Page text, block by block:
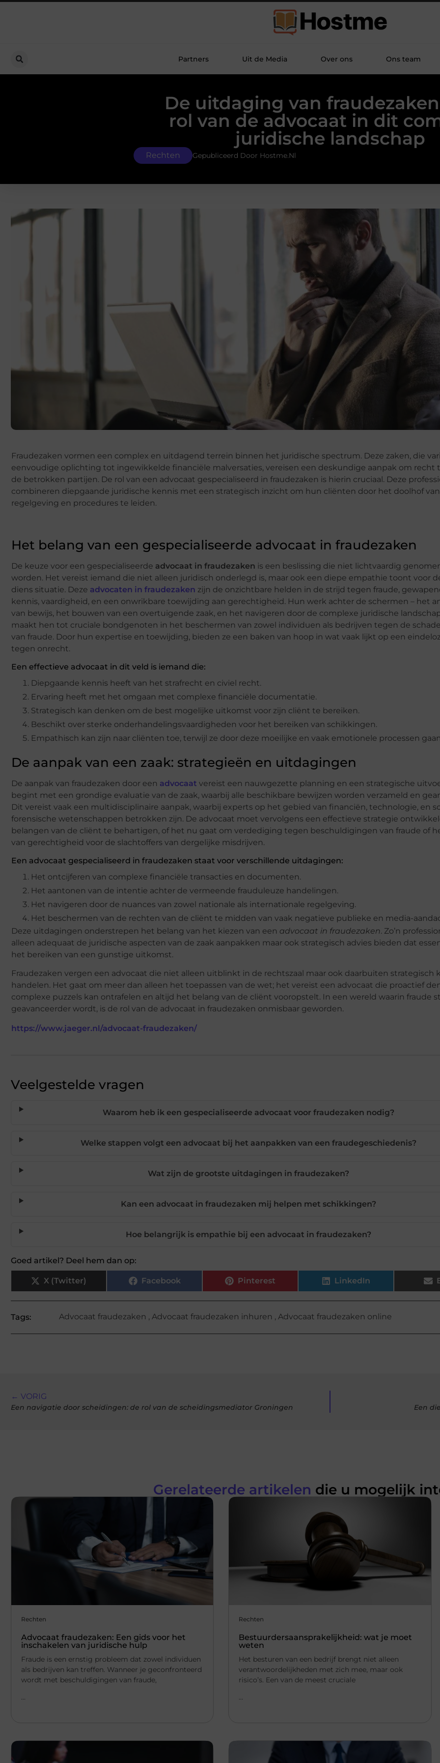
Partners Uit de Media Over ons Ons team
De uitdaging van
rol van de advocaat in dit
juridische landschap
Rechten Gepubliceerd Door Hostme.nl
Fraudezaken vormen een complex en uitdagend terrein binnen het juridische spectrum. Deze zaken, die
eenvoudige oplichting tot ingewikkelde financiële malversaties, vereisen een deskundige aanpak om recht
de betrokken partijen. De rol van een advocaat gespecialiseerd in fraudezaken is hierin cruciaal. Deze
combineren diepgaande juridische kennis met een strategisch inzicht om hun cliënten door het doolhof van
regelgeving en procedures te leiden.
Het belang van een gespecialiseerde advocaat in fraudezaken
De keuze voor een gespecialiseerde advocaat in fraudezaken is een beslissing die niet lichtvaardig
worden. Het vereist iemand die niet alleen juridisch onderlegd is, maar ook een diepe empathie toont voor
diens situatie. Deze advocaten in fraudezaken zijn de onzichtbare helden in de strijd tegen fraude,
kennis, vaardigheid, en een onwrikbare toewijding aan gerechtigheid. Hun werk achter de schermen – het
van bewijs, het bouwen van een overtuigende zaak, en het navigeren door de complexe juridische
maakt hen tot cruciale bondgenoten in het beschermen van zowel individuen als bedrijven tegen de
van fraude. Door hun expertise en toewijding, bieden ze een baken van hoop in wat vaak lijkt op een
tegen onrecht.
Een effectieve advocaat in dit veld is iemand die:
Diepgaande kennis heeft van het strafrecht en civiel recht.
Ervaring heeft met het omgaan met complexe financiële documentatie.
Strategisch kan denken om de best mogelijke uitkomst voor zijn cliënt te bereiken.
Beschikt over sterke onderhandelingsvaardigheden voor het bereiken van schikkingen.
Empathisch kan zijn naar cliënten toe, terwijl ze door deze moeilijke en vaak emotionele processen
De aanpak van een zaak: strategieën en uitdagingen
De aanpak van fraudezaken door een advocaat vereist een nauwgezette planning en een strategische
begint met een grondige evaluatie van de zaak, waarbij alle beschikbare bewijzen worden verzameld en
Dit vereist vaak een multidisciplinaire aanpak, waarbij experts op het gebied van financiën, technologie, en
forensische wetenschappen betrokken zijn. De advocaat moet vervolgens een effectieve strategie
belangen van de cliënt te behartigen, of het nu gaat om verdediging tegen beschuldigingen van fraude of
van gerechtigheid voor de slachtoffers van dergelijke misdrijven.
Een advocaat gespecialiseerd in fraudezaken staat voor verschillende uitdagingen:
Het ontcijferen van complexe financiële transacties en documenten.
Het aantonen van de intentie achter de vermeende frauduleuze handelingen.
Het navigeren door de nuances van zowel nationale als internationale regelgeving.
Het beschermen van de rechten van de cliënt te midden van vaak negatieve publieke en media-
Deze uitdagingen onderstrepen het belang van het kiezen van een advocaat in fraudezaken. Zo’n
alleen adequaat de juridische aspecten van de zaak aanpakken maar ook strategisch advies bieden dat
het bereiken van een gunstige uitkomst.
Fraudezaken vergen een advocaat die niet alleen uitblinkt in de rechtszaal maar ook daarbuiten strategisch
handelen. Het gaat om meer dan alleen het toepassen van de wet; het vereist een advocaat die proactief
complexe puzzels kan ontrafelen en altijd het belang van de cliënt vooropstelt. In een wereld waarin fraude
geavanceerder wordt, is de rol van de advocaat in fraudezaken onmisbaar geworden.
https://www.jaeger.nl/advocaat-fraudezaken/
Veelgestelde vragen
Waarom heb ik een gespecialiseerde advocaat voor fraudezaken nodig?
Welke stappen volgt een advocaat bij het aanpakken van een fraudegeschiedenis?
Wat zijn de grootste uitdagingen in fraudezaken?
Kan een advocaat in fraudezaken mij helpen met schikkingen?
Hoe belangrijk is empathie bij een advocaat in fraudezaken?
Goed artikel? Deel hem dan op:
X (Twitter) Facebook Pinterest LinkedIn
Tags: Advocaat fraudezaken , Advocaat fraudezaken inhuren , Advocaat fraudezaken online
← VORIG
Een navigatie door scheidingen: de rol van de scheidingsmediator Groningen Een
Gerelateerde artikelen die u mogelijk
Rechten
Advocaat fraudezaken: Een gids voor het
inschakelen van juridische hulp
Fraude is een ernstig probleem dat zowel individuen
als bedrijven kan treffen. Wanneer je geconfronteerd
wordt met beschuldigingen van fraude,
...
Rechten
Bestuurdersaansprakelijkheid: wat je moet
weten
Het besturen van een bedrijf brengt niet alleen
verantwoordelijkheden met zich mee, maar ook
risico’s. Een van de meest cruciale
...